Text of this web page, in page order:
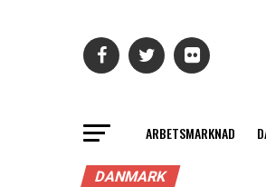
ARBETSMARKNAD
DANMARK